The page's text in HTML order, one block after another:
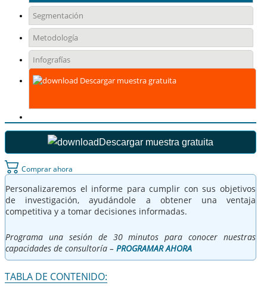
Segmentación
Metodología
Infografías
Descargar muestra gratuita
Descargar muestra gratuita
Comprar ahora
Personalizaremos el informe para cumplir con sus objetivos
de investigación, ayudándole a obtener una ventaja
competitiva y a tomar decisiones informadas.
Programa una sesión de 30 minutos para conocer nuestras
capacidades de consultoría – PROGRAMAR AHORA
TABLA DE CONTENIDO: